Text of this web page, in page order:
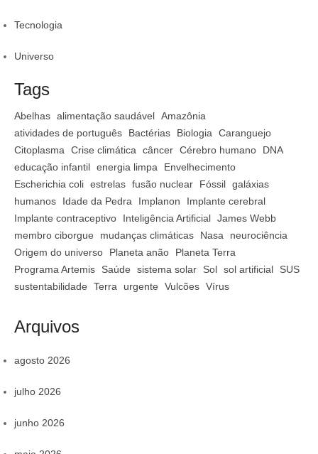
Tecnologia
Universo
Tags
Abelhas alimentação saudável Amazônia
atividades de português
Bactérias Biologia
Caranguejo
Citoplasma
Crise climática câncer Cérebro humano
DNA
educação infantil energia limpa
Envelhecimento
Escherichia coli estrelas fusão nuclear Fóssil galáxias
humanos
Idade da Pedra Implanon
Implante cerebral
Implante contraceptivo
Inteligência Artificial James Webb
membro ciborgue
mudanças climáticas Nasa
neurociência
Origem do universo
Planeta anão
Planeta Terra
Programa Artemis
Saúde sistema solar Sol sol artificial
SUS
sustentabilidade
Terra urgente Vulcões Vírus
Arquivos
agosto 2026
julho 2026
junho 2026